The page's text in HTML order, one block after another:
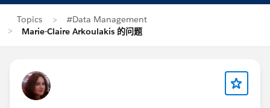
Topics
#Data Management
Marie-Claire Arkoulakis 的问题